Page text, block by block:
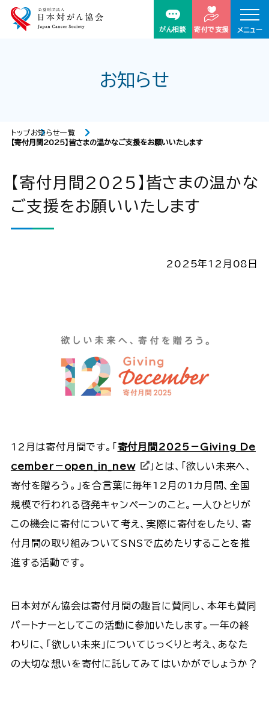
がん相談 寄付で支援 メニュー
お知らせ
トップお知らせ一覧
【寄付月間2025】皆さまの温かなご支援をお願いいたします
【寄付月間2025】皆さまの温かな
ご支援をお願いいたします
2025年12月08日
12月は寄付月間です。「寄付月間2025－Giving De
cember－open_in_new
」とは、「欲しい未来へ、
寄付を贈ろう。」を合言葉に毎年12月の1カ月間、全国
規模で行われる啓発キャンペーンのこと。一人ひとりが
この機会に寄付について考え、実際に寄付をしたり、寄
付月間の取り組みついてSNSで広めたりすることを推
進する活動です。
日本対がん協会は寄付月間の趣旨に賛同し、本年も賛同
パートナーとしてこの活動に参加いたします。一年の終
わりに、「欲しい未来」についてじっくりと考え、あなた
の大切な想いを寄付に託してみてはいかがでしょうか？